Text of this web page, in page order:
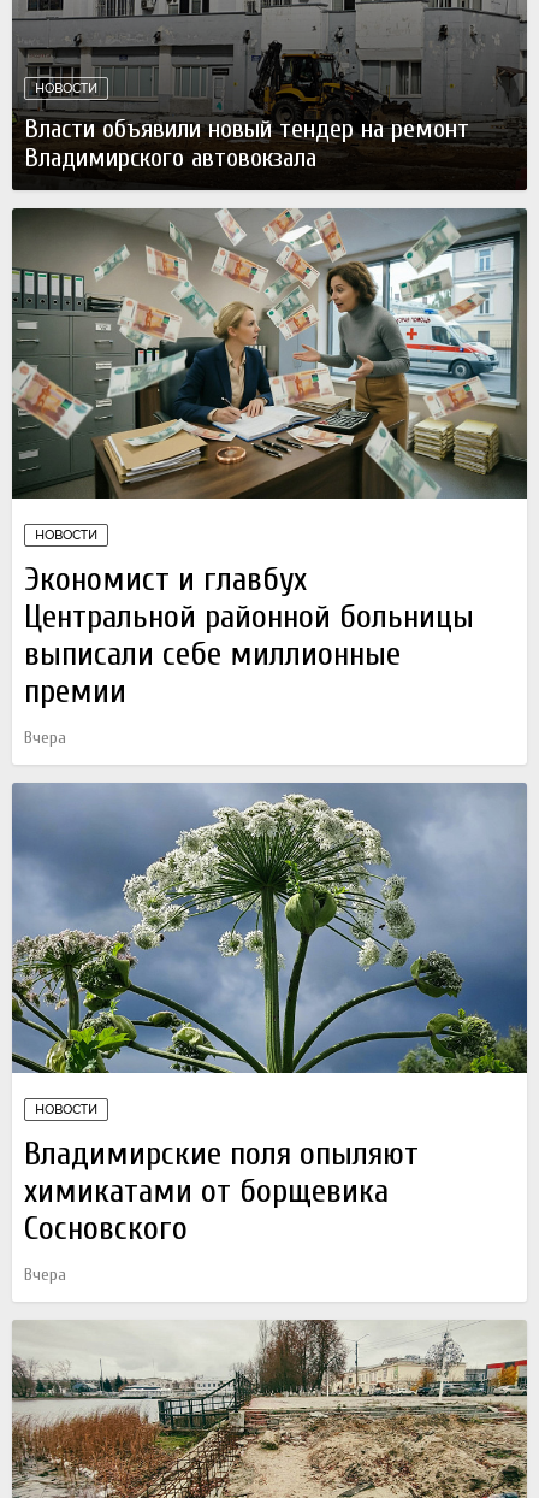
НОВОСТИ
Власти объявили новый тендер на ремонт
Владимирского автовокзала
НОВОСТИ
Экономист и главбух
Центральной районной больницы
выписали себе миллионные
премии
Вчера
НОВОСТИ
Владимирские поля опыляют
химикатами от борщевика
Сосновского
Вчера